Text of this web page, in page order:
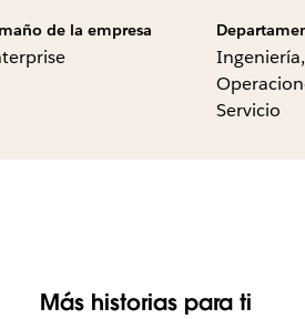
de la empresa
Servicio
Más historias para ti